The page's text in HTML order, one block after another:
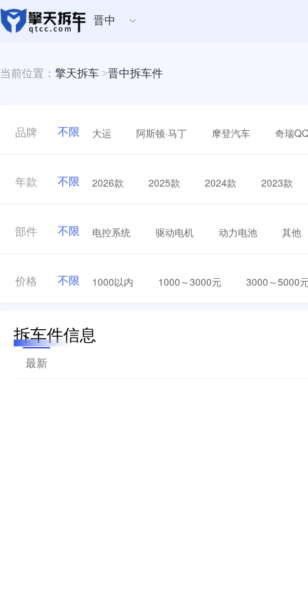
晋中
当前位置： 擎天拆车 >晋中拆车件
品牌 不限 大运 阿斯顿·马丁 摩登汽车 奇瑞
年款 不限 2026款 2025款 2024款 2023款
部件 不限 电控系统 驱动电机 动力电池 其他
价格 不限 1000以内 1000～3000元 3000～5000
拆车件信息
最新